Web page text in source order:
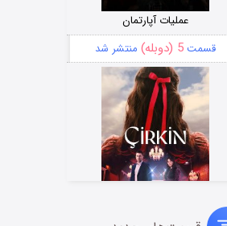
عملیات آپارتمان
قسمت5 (دوبله) منتشر شد